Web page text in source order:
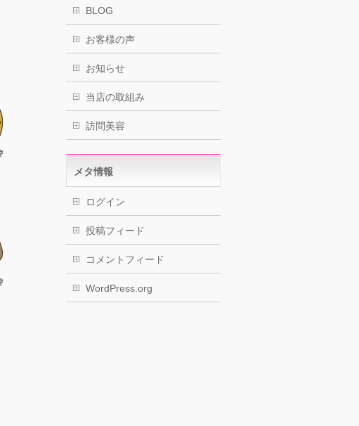
BLOG
お客様の声
お知らせ
当店の取組み
訪問美容
メタ情報
ログイン
投稿フィード
コメントフィード
WordPress.org